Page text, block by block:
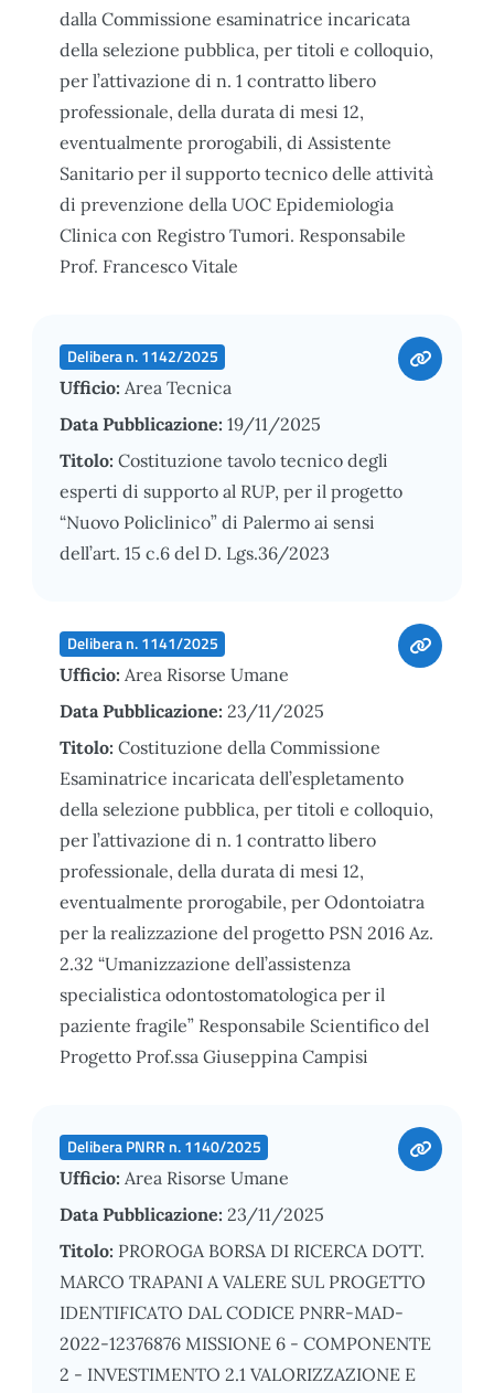
dalla Commissione esaminatrice incaricata
della selezione pubblica, per titoli e colloquio,
per l’attivazione di n. 1 contratto libero
professionale, della durata di mesi 12,
eventualmente prorogabili, di Assistente
Sanitario per il supporto tecnico delle attività
di prevenzione della UOC Epidemiologia
Clinica con Registro Tumori. Responsabile
Prof. Francesco Vitale
Delibera n. 1142/2025
Ufficio: Area Tecnica
Data Pubblicazione: 19/11/2025
Titolo: Costituzione tavolo tecnico degli
esperti di supporto al RUP, per il progetto
“Nuovo Policlinico” di Palermo ai sensi
dell’art. 15 c.6 del D. Lgs.36/2023
Delibera n. 1141/2025
Ufficio: Area Risorse Umane
Data Pubblicazione: 23/11/2025
Titolo: Costituzione della Commissione
Esaminatrice incaricata dell’espletamento
della selezione pubblica, per titoli e colloquio,
per l’attivazione di n. 1 contratto libero
professionale, della durata di mesi 12,
eventualmente prorogabile, per Odontoiatra
per la realizzazione del progetto PSN 2016 Az.
2.32 “Umanizzazione dell’assistenza
specialistica odontostomatologica per il
paziente fragile” Responsabile Scientifico del
Progetto Prof.ssa Giuseppina Campisi
Delibera PNRR n. 1140/2025
Ufficio: Area Risorse Umane
Data Pubblicazione: 23/11/2025
Titolo: PROROGA BORSA DI RICERCA DOTT.
MARCO TRAPANI A VALERE SUL PROGETTO
IDENTIFICATO DAL CODICE PNRR-MAD-
2022-12376876 MISSIONE 6 - COMPONENTE
2 - INVESTIMENTO 2.1 VALORIZZAZIONE E